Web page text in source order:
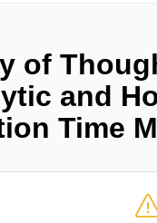
of
and
Time